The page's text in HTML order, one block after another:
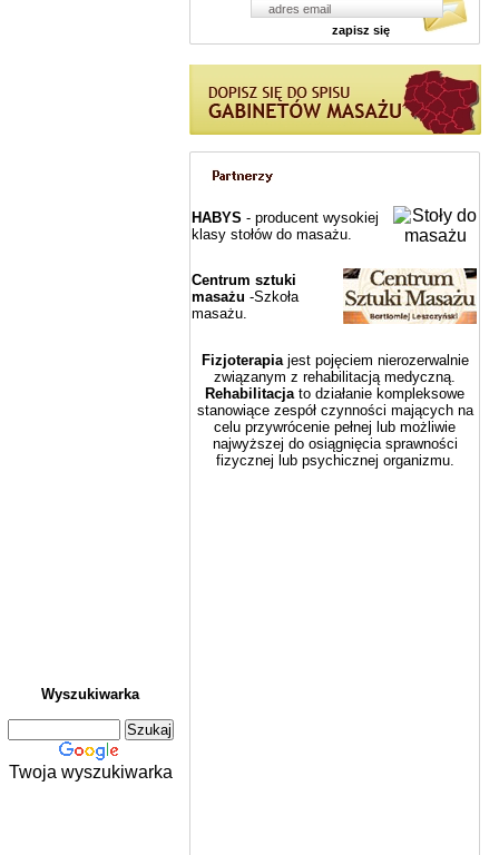
Wyszukiwarka
Twoja wyszukiwarka
zapisz się
HABYS - producent wysokiej
klasy stołów do masażu.
Centrum sztuki
masażu -Szkoła
masażu.
Fizjoterapiajest pojęciem nierozerwalnie
związanym z rehabilitacją medyczną.
Rehabilitacjato działanie kompleksowe
stanowiące zespół czynności mających na
celu przywrócenie pełnej lub możliwie
najwyższej do osiągnięcia sprawności
fizycznej lub psychicznej organizmu.